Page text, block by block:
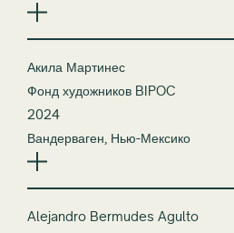
Акила Мартинес
Фонд художников BIPOC
2024
Вандерваген, Нью-Мексико
Alejandro Bermudes Agulto